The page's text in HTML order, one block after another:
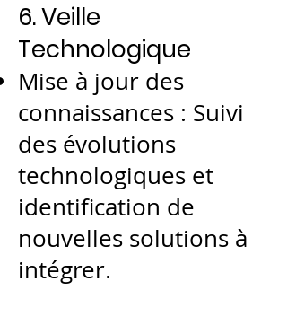
6. Veille
Technologique
Mise à jour des
connaissances : Suivi
des évolutions
technologiques et
identification de
nouvelles solutions à
intégrer.